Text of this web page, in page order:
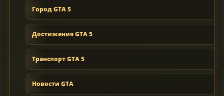
Город GTA 5
Достижения GTA 5
Транспорт GTA 5
Новости GTA